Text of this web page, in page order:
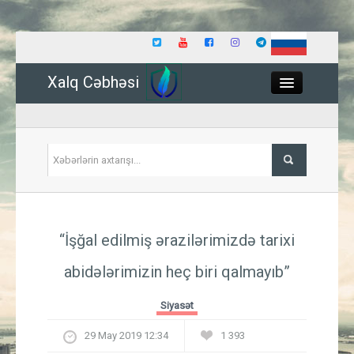
Xalq Cəbhəsi
İqtisadiyyat
“İşğal edilmiş ərazilərimizdə tarixi
abidələrimizin heç biri qalmayıb”
Siyasət
29 May 2019 12:34 1 393